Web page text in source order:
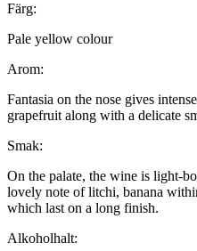
Färg:
Pale yellow colour
Arom:
Fantasia on the nose gives
grapefruit along with a delicate
Smak:
On the palate, the wine is light-
lovely note of litchi, banana
which last on a long finish.
Alkoholhalt: